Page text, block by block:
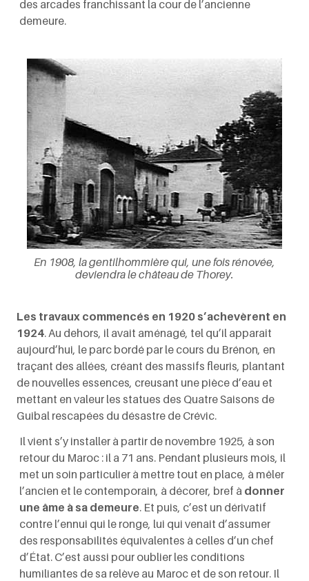
des arcades franchissant la cour de l’ancienne
demeure.
En 1908, la gentilhommière qui, une fois rénovée,
deviendra le château de Thorey.
Les travaux commencés en 1920 s’achevèrent en
1924. Au dehors, il avait aménagé, tel qu’il apparaît
aujourd’hui, le parc bordé par le cours du Brénon, en
traçant des allées, créant des massifs fleuris, plantant
de nouvelles essences, creusant une pièce d’eau et
mettant en valeur les statues des Quatre Saisons de
Guibal rescapées du désastre de Crévic.
Il vient s’y installer à partir de novembre 1925, à son
retour du Maroc : il a 71 ans. Pendant plusieurs mois, il
met un soin particulier à mettre tout en place, à mêler
l’ancien et le contemporain, à décorer, bref à donner
une âme à sa demeure. Et puis, c’est un dérivatif
contre l’ennui qui le ronge, lui qui venait d’assumer
des responsabilités équivalentes à celles d’un chef
d’État. C’est aussi pour oublier les conditions
humiliantes de sa relève au Maroc et de son retour. Il